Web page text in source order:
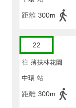
距離 300m
22
往 薄扶林花園
中環 站
距離 300m